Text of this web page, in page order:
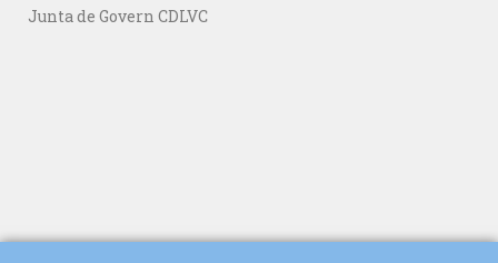
Junta de Govern CDLVC